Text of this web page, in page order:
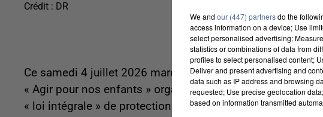
Crédit : DR
Ce samedi 4 juillet 2026 marquera le premier jour des
« Agir pour nos enfants » organise un rassemblement à
« loi intégrale » de protection des enfants, notamment à
We and our (447) partnersdo the
access information on a device; Use
select personalised advertising;
statistics or combinations of data from
profiles to select personalised content;
Deliver and present advertising and
data such as IP address and browsing
requested; Use precise geolocation
based on information transmitted